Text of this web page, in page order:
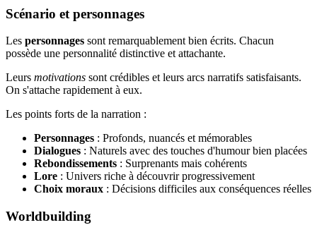
Scénario et personnages
Les personnages sont remarquablement bien écrits. Chacun
possède une personnalité distinctive et attachante.
Leurs motivations sont crédibles et leurs arcs narratifs satisfaisants.
On s'attache rapidement à eux.
Les points forts de la narration :
Personnages : Profonds, nuancés et mémorables
Dialogues : Naturels avec des touches d'humour bien placées
Rebondissements : Surprenants mais cohérents
Lore : Univers riche à découvrir progressivement
Choix moraux : Décisions difficiles aux conséquences réelles
Worldbuilding